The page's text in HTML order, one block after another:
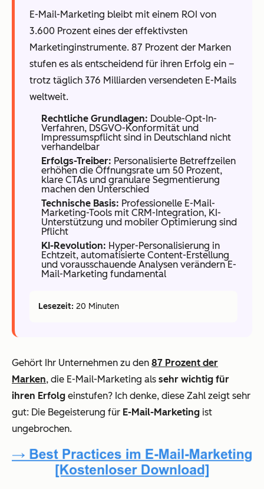
E-Mail-Marketing bleibt mit einem ROI von
3.600 Prozent eines der effektivsten
Marketinginstrumente. 87 Prozent der Marken
stufen es als entscheidend für ihren Erfolg ein –
trotz täglich 376 Milliarden versendeten E-Mails
weltweit.
Rechtliche Grundlagen: Double-Opt-In-
Verfahren, DSGVO-Konformität und
Impressumspflicht sind in Deutschland nicht
verhandelbar
Erfolgs-Treiber: Personalisierte Betreffzeilen
erhöhen die Öffnungsrate um 50 Prozent,
klare CTAs und granulare Segmentierung
machen den Unterschied
Technische Basis: Professionelle E-Mail-
Marketing-Tools mit CRM-Integration, KI-
Unterstützung und mobiler Optimierung sind
Pflicht
KI-Revolution: Hyper-Personalisierung in
Echtzeit, automatisierte Content-Erstellung
und vorausschauende Analysen verändern E-
Mail-Marketing fundamental
Lesezeit: 20 Minuten
Gehört Ihr Unternehmen zu den 87 Prozent der
Marken, die E-Mail-Marketing als sehr wichtig für
ihren Erfolg einstufen? Ich denke, diese Zahl zeigt sehr
gut: Die Begeisterung für E-Mail-Marketing ist
ungebrochen.